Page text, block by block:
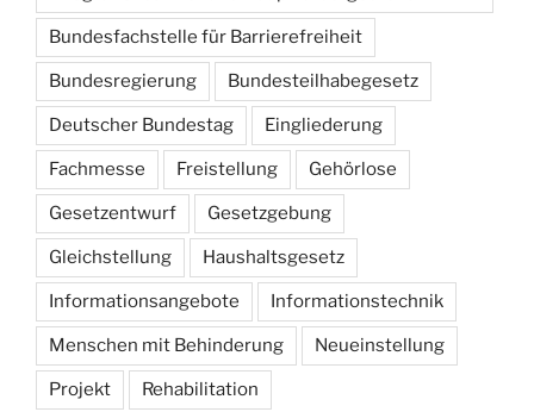
Bundesfachstelle für Barrierefreiheit
Bundesregierung Bundesteilhabegesetz
Deutscher Bundestag Eingliederung
Fachmesse Freistellung Gehörlose
Gesetzentwurf Gesetzgebung
Gleichstellung Haushaltsgesetz
Informationsangebote Informationstechnik
Menschen mit Behinderung Neueinstellung
Projekt Rehabilitation